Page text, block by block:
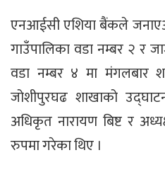
एनआईसी एशिया बैंकले
गाउँपालिका वडा नम्बर २ र
वडा नम्बर ४ मा मंगलबार
जोशीपुरघढ शाखाको
अधिकृत नारायण बिष्ट र
रुपमा गरेका थिए ।